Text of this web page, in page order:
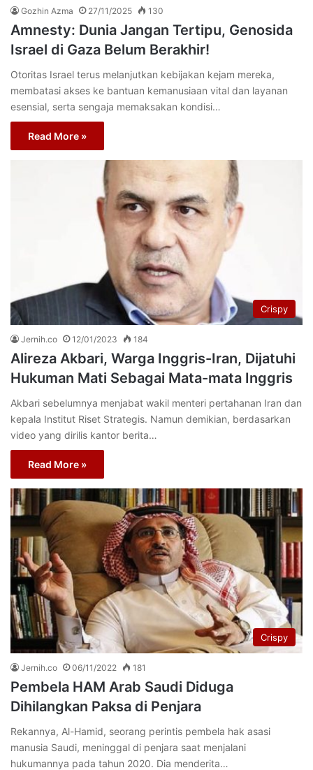
Gozhin Azma 27/11/2025 130
Amnesty: Dunia Jangan Tertipu, Genosida
Israel di Gaza Belum Berakhir!
Otoritas Israel terus melanjutkan kebijakan kejam mereka,
membatasi akses ke bantuan kemanusiaan vital dan layanan
esensial, serta sengaja memaksakan kondisi…
Read More »
Crispy
Jernih.co 12/01/2023 184
Alireza Akbari, Warga Inggris-Iran, Dijatuhi
Hukuman Mati Sebagai Mata-mata Inggris
Akbari sebelumnya menjabat wakil menteri pertahanan Iran dan
kepala Institut Riset Strategis. Namun demikian, berdasarkan
video yang dirilis kantor berita…
Read More »
Crispy
Jernih.co 06/11/2022 181
Pembela HAM Arab Saudi Diduga
Dihilangkan Paksa di Penjara
Rekannya, Al-Hamid, seorang perintis pembela hak asasi
manusia Saudi, meninggal di penjara saat menjalani
hukumannya pada tahun 2020. Dia menderita…